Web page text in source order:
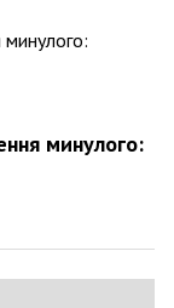
минулого: